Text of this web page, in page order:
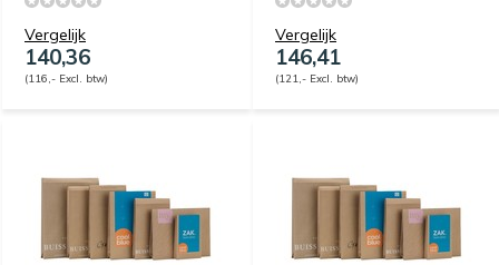
Vergelijk
140,36
(116,- Excl. btw)
Vergelijk
146,41
(121,- Excl. btw)